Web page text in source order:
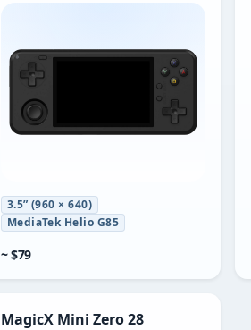
3.5” (960 × 640)
MediaTek Helio G85
~ $79
MagicX Mini Zero 28